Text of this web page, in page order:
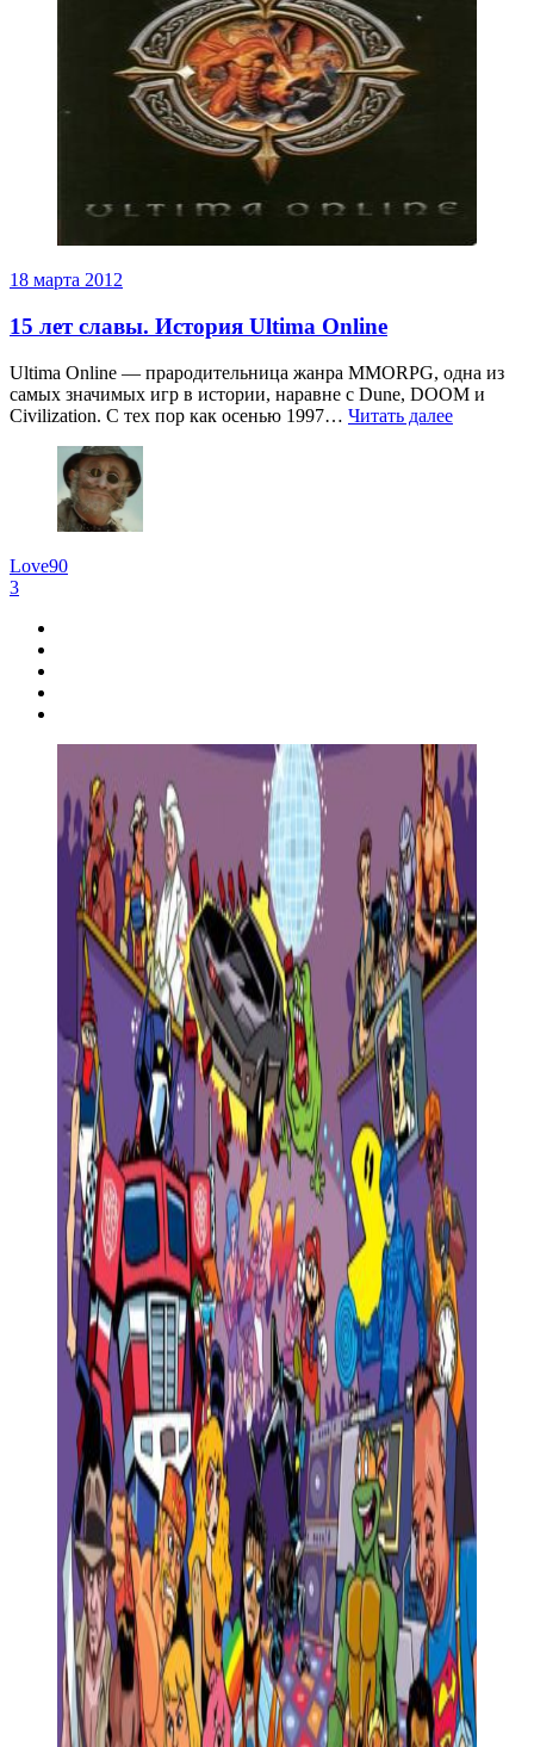
18 марта 2012
15 лет славы. История Ultima Online
Ultima Online — прародительница жанра MMORPG, одна из
самых значимых игр в истории, наравне с Dune, DOOM и
Civilization. С тех пор как осенью 1997… Читать далее
Love90
3